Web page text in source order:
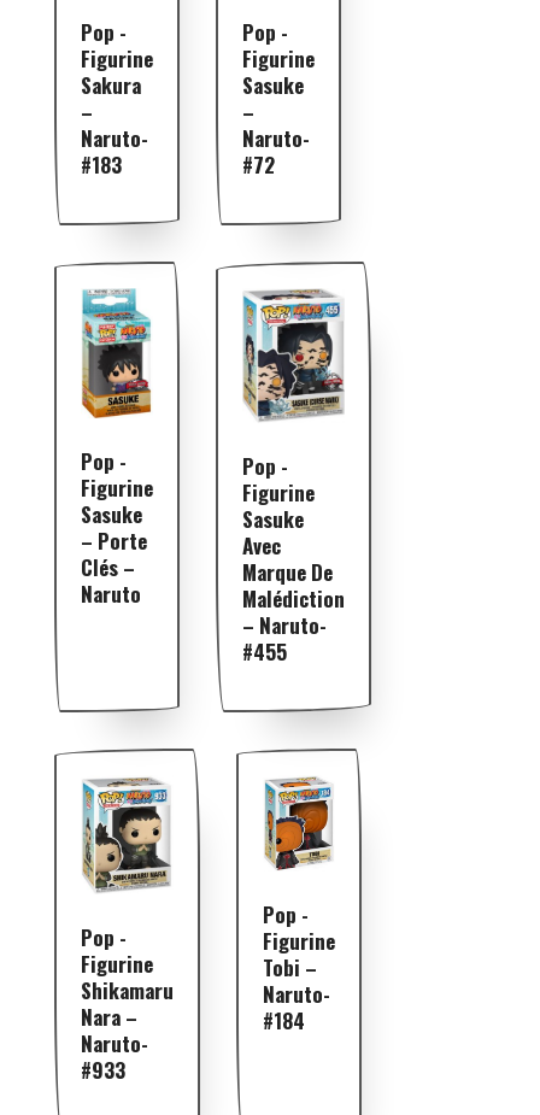
Pop -
Figurine
Sakura
–
Naruto-
#183
Pop -
Figurine
Sasuke
–
Naruto-
#72
Pop -
Figurine
Sasuke
– Porte
Clés –
Naruto
Pop -
Figurine
Sasuke
Avec
Marque De
Malédiction
– Naruto-
#455
Pop -
Figurine
Shikamaru
Nara –
Naruto-
#933
Pop -
Figurine
Tobi –
Naruto-
#184